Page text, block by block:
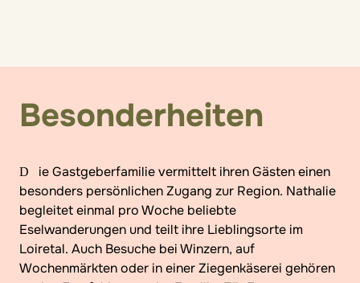
Besonderheiten
Die Gastgeberfamilie vermittelt ihren Gästen einen
besonders persönlichen Zugang zur Region. Nathalie
begleitet einmal pro Woche beliebte
Eselwanderungen und teilt ihre Lieblingsorte im
Loiretal. Auch Besuche bei Winzern, auf
Wochenmärkten oder in einer Ziegenkäserei gehören